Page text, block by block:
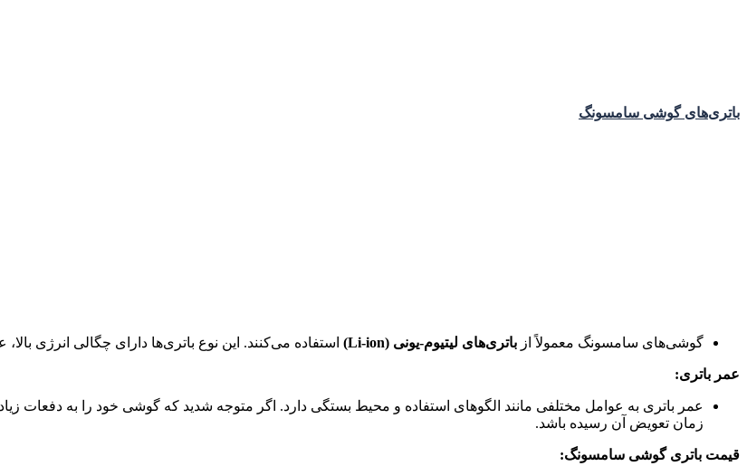
باتری‌های گوشی سامسونگ
گوشی‌های سامسونگ معمولاً از باتری‌های لیتیوم-یونی (Li-ion) استفاده می‌کنند. این نوع باتری‌ها دارای چگالی انرژی
عمر باتری:
عمر باتری به عوامل مختلفی مانند الگوهای استفاده و محیط بستگی دارد. اگر متوجه شدید که گوشی خود را به
زمان تعویض آن رسیده باشد.
قیمت باتری گوشی سامسونگ: